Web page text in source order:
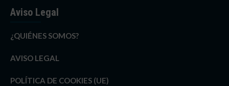
Aviso Legal
¿QUIÉNES SOMOS?
AVISO LEGAL
POLÍTICA DE COOKIES (UE)